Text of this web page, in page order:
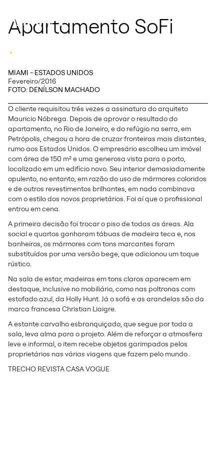
Apartamento SoFi
.
MIAMI - ESTADOS UNIDOS
Fevereiro/2016
FOTO: DENÍLSON MACHADO
O cliente requisitou três vezes a assinatura do arquiteto
Mauricio Nóbrega. Depois de aprovar o resultado do
apartamento, no Rio de Janeiro, e do refúgio na serra, em
Petrópolis, chegou a hora de cruzar fronteiras mais distantes,
rumo aos Estados Unidos. O empresário escolheu um imóvel
com área de 150 m² e uma generosa vista para o porto,
localizado em um edifício novo. Seu interior demasiadamente
opulento, no entanto, em razão do uso de mármores coloridos
e de outros revestimentos brilhantes, em nada combinava
com o estilo dos novos proprietários. Foi aí que o profissional
entrou em cena.
A primeira decisão foi trocar o piso de todas as áreas. Ala
social e quartos ganharam tábuas de madeira teca e, nos
banheiros, os mármores com tons marcantes foram
substituídos por uma versão bege, que adicionou um toque
rústico.
Na sala de estar, madeiras em tons claros aparecem em
destaque, inclusive no mobiliário, como nas poltronas com
estofado azul, da Holly Hunt. Já o sofá e as arandelas são da
marca francesa Christian Liaigre.
A estante carvalho esbranquiçado, que segue por toda a
sala, leva alma para o projeto. Além de reforçar a atmosfera
leve e informal, o item recebe objetos garimpados pelos
proprietários nas várias viagens que fazem pelo mundo .
TRECHO REVISTA CASA VOGUE